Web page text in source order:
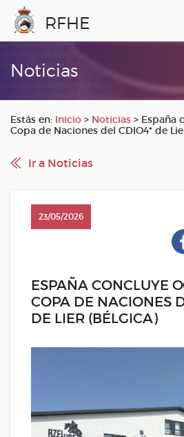
RFHE
Noticias
Estás en: Inicio > Noticias > España
Copa de Naciones del CDIO4* de
Ir a Noticias
23/05/2026
ESPAÑA CONCLUYE
COPA DE NACIONES
DE LIER (BÉLGICA)